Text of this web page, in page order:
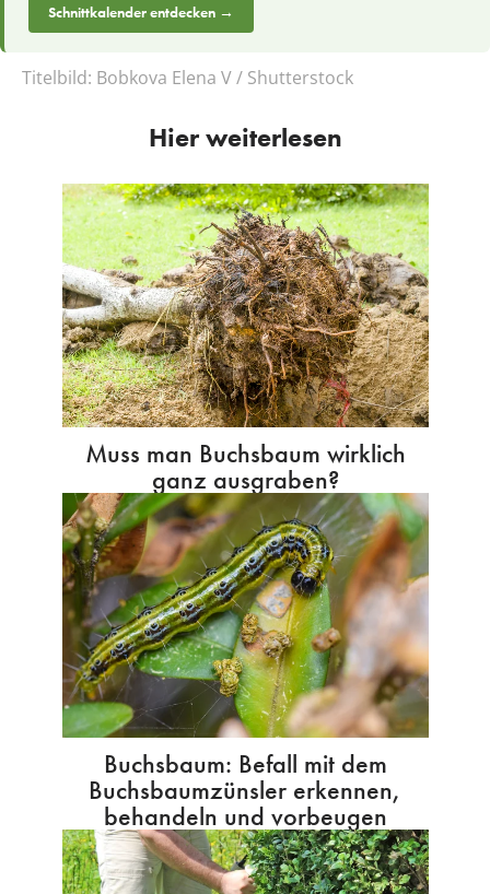
Schnittkalender entdecken →
Titelbild: Bobkova Elena V / Shutterstock
Hier weiterlesen
Muss man Buchsbaum wirklich
ganz ausgraben?
Buchsbaum: Befall mit dem
Buchsbaumzünsler erkennen,
behandeln und vorbeugen